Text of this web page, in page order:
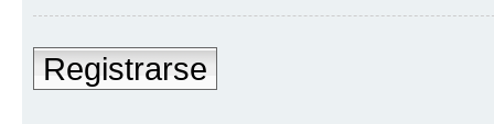
Registrarse